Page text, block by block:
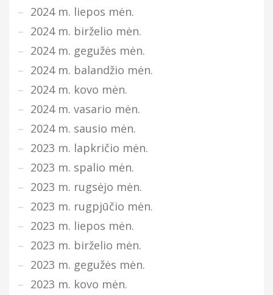
2024 m. liepos mėn.
2024 m. birželio mėn.
2024 m. gegužės mėn.
2024 m. balandžio mėn.
2024 m. kovo mėn.
2024 m. vasario mėn.
2024 m. sausio mėn.
2023 m. lapkričio mėn.
2023 m. spalio mėn.
2023 m. rugsėjo mėn.
2023 m. rugpjūčio mėn.
2023 m. liepos mėn.
2023 m. birželio mėn.
2023 m. gegužės mėn.
2023 m. kovo mėn.